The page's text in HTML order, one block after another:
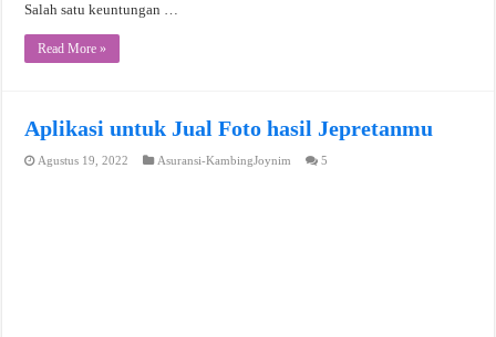
Salah satu keuntungan …
Read More »
Aplikasi untuk Jual Foto hasil Jepretanmu
Agustus 19, 2022 Asuransi-KambingJoynim 5